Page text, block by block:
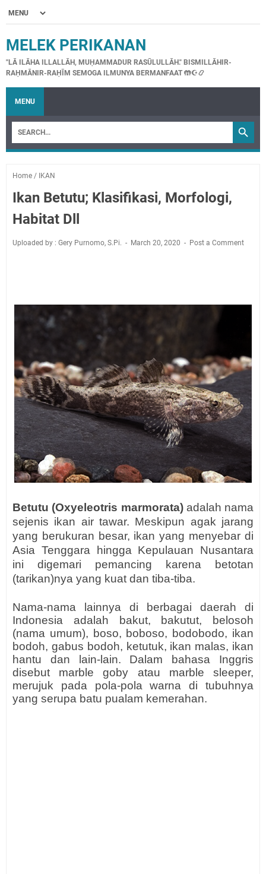
MELEK PERIKANAN
"LĀ ILĀHA ILLALLĀH, MUḤAMMADUR RASŪLULLĀH." BISMILLĀHIR-
RAḤMĀNIR-RAḤĪM SEMOGA ILMUNYA BERMANFAAT 🤲☪📿
MENU
Home / IKAN
Ikan Betutu; Klasifikasi, Morfologi,
Habitat Dll
Uploaded by : Gery Purnomo, S.Pi. March 20, 2020 Post a Comment
Betutu (Oxyeleotris marmorata)adalah nama
sejenis ikan air tawar. Meskipun agak jarang
yang berukuran besar, ikan yang menyebar di
Asia Tenggara hingga Kepulauan Nusantara
ini digemari pemancing karena betotan
(tarikan)nya yang kuat dan tiba-tiba.
Nama-nama lainnya di berbagai daerah di
Indonesia adalah bakut, bakutut, belosoh
(nama umum), boso, boboso, bodobodo, ikan
bodoh, gabus bodoh, ketutuk, ikan malas, ikan
hantu dan lain-lain. Dalam bahasa Inggris
disebut marble goby atau marble sleeper,
merujuk pada pola-pola warna di tubuhnya
yang serupa batu pualam kemerahan.